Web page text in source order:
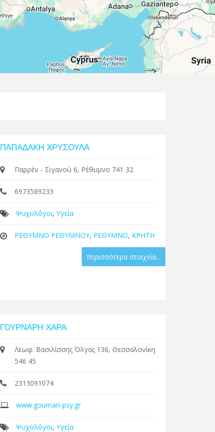
Leaflet Google
ΠΑΠΑΔΑΚΗ ΧΡΥΣΟΥΛΑ
Παρρέν - Σιγανού 6, Ρέθυμνο 741 32
6973589233
Ψυχολόγοι, Υγεία
ΡΕΘΥΜΝΟ ΡΕΘΥΜΝΟΥ, ΡΕΘΥΜΝΟ, ΚΡΗΤΗ
περισσότερα στοιχεία...
ΓΟΥΡΝΑΡΗ ΧΑΡΑ
Λεωφ. Βασιλίσσης Όλγας 136, Θεσσαλονίκη
546 45
2313091074
www.gournari-psy.gr
Ψυχολόγοι, Υγεία